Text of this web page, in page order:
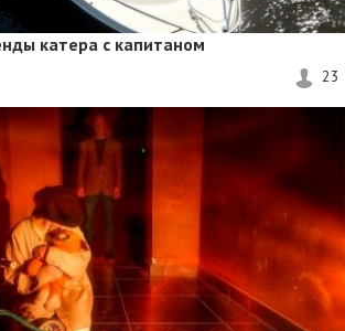
катера с капитаном
23